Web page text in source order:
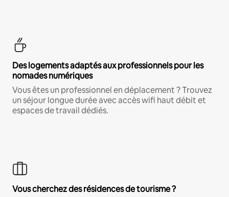
Des logements adaptés aux professionnels pour les
nomades numériques
Vous êtes un professionnel en déplacement ? Trouvez
un séjour longue durée avec accès wifi haut débit et
espaces de travail dédiés.
Vous cherchez des résidences de tourisme ?